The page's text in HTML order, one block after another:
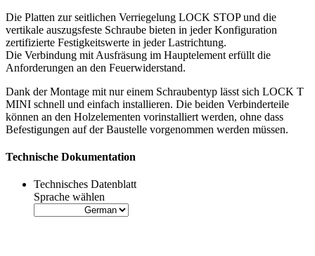
Die Platten zur seitlichen Verriegelung LOCK STOPund die
vertikale auszugsfeste Schraube bieten in jeder Konfiguration
zertifizierte Festigkeitswerte in jeder Lastrichtung.
Die Verbindung mit Ausfräsung im Hauptelement erfüllt die
Anforderungen an den Feuerwiderstand.
Dank der Montage mit nur einem Schraubentyp lässt sich LOCK T
MINI schnell und einfach installieren. Die beiden Verbinderteile
können an den Holzelementen vorinstalliert werden, ohne dass
Befestigungen auf der Baustelle vorgenommen werden müssen.
Technische Dokumentation
Technisches Datenblatt
Sprache wählen